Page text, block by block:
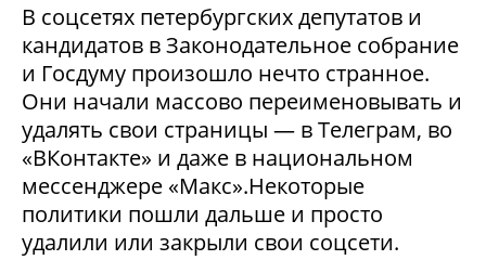
В соцсетях петербургских депутатов и
кандидатов в Законодательное собрание
и Госдуму произошло нечто странное.
Они начали массово переименовывать и
удалять свои страницы — в Телеграм, во
«ВКонтакте» и даже в национальном
мессенджере «Макс».Некоторые
политики пошли дальше и просто
удалили или закрыли свои соцсети.